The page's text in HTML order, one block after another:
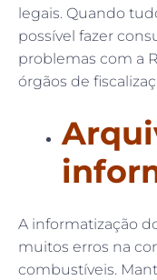
legais. Quando
possível fazer
problemas com a
órgãos de
A informatização
muitos erros na
combustíveis.